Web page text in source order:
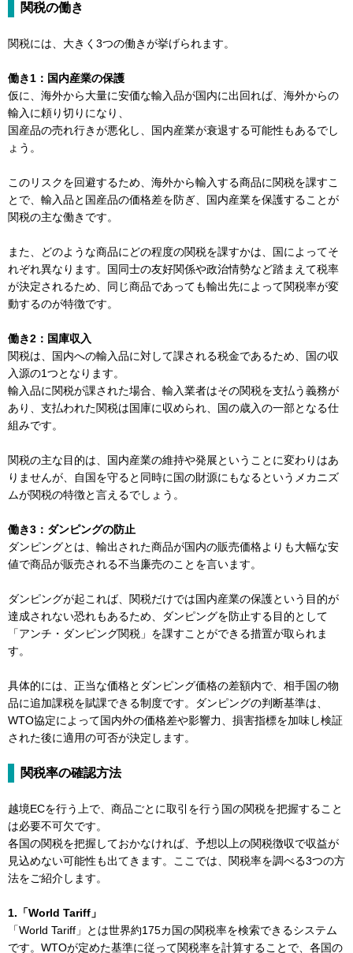
関税の働き
関税には、大きく3つの働きが挙げられます。
働き1：国内産業の保護
仮に、海外から大量に安価な輸入品が国内に出回れば、海外からの
輸入に頼り切りになり、
国産品の売れ行きが悪化し、国内産業が衰退する可能性もあるでし
ょう。
このリスクを回避するため、海外から輸入する商品に関税を課すこ
とで、輸入品と国産品の価格差を防ぎ、国内産業を保護することが
関税の主な働きです。
また、どのような商品にどの程度の関税を課すかは、国によってそ
れぞれ異なります。国同士の友好関係や政治情勢など踏まえて税率
が決定されるため、同じ商品であっても輸出先によって関税率が変
動するのが特徴です。
働き2：国庫収入
関税は、国内への輸入品に対して課される税金であるため、国の収
入源の1つとなります。
輸入品に関税が課された場合、輸入業者はその関税を支払う義務が
あり、支払われた関税は国庫に収められ、国の歳入の一部となる仕
組みです。
関税の主な目的は、国内産業の維持や発展ということに変わりはあ
りませんが、自国を守ると同時に国の財源にもなるというメカニズ
ムが関税の特徴と言えるでしょう。
働き3：ダンピングの防止
ダンピングとは、輸出された商品が国内の販売価格よりも大幅な安
値で商品が販売される不当廉売のことを言います。
ダンピングが起これば、関税だけでは国内産業の保護という目的が
達成されない恐れもあるため、ダンピングを防止する目的として
「アンチ・ダンピング関税」を課すことができる措置が取られま
す。
具体的には、正当な価格とダンピング価格の差額内で、相手国の物
品に追加課税を賦課できる制度です。ダンピングの判断基準は、
WTO協定によって国内外の価格差や影響力、損害指標を加味し検証
された後に適用の可否が決定します。
関税率の確認方法
越境ECを行う上で、商品ごとに取引を行う国の関税を把握すること
は必要不可欠です。
各国の関税を把握しておかなければ、予想以上の関税徴収で収益が
見込めない可能性も出てきます。ここでは、関税率を調べる3つの方
法をご紹介します。
1.「World Tariff」
「World Tariff」とは世界約175カ国の関税率を検索できるシステム
です。WTOが定めた基準に従って関税率を計算することで、各国の